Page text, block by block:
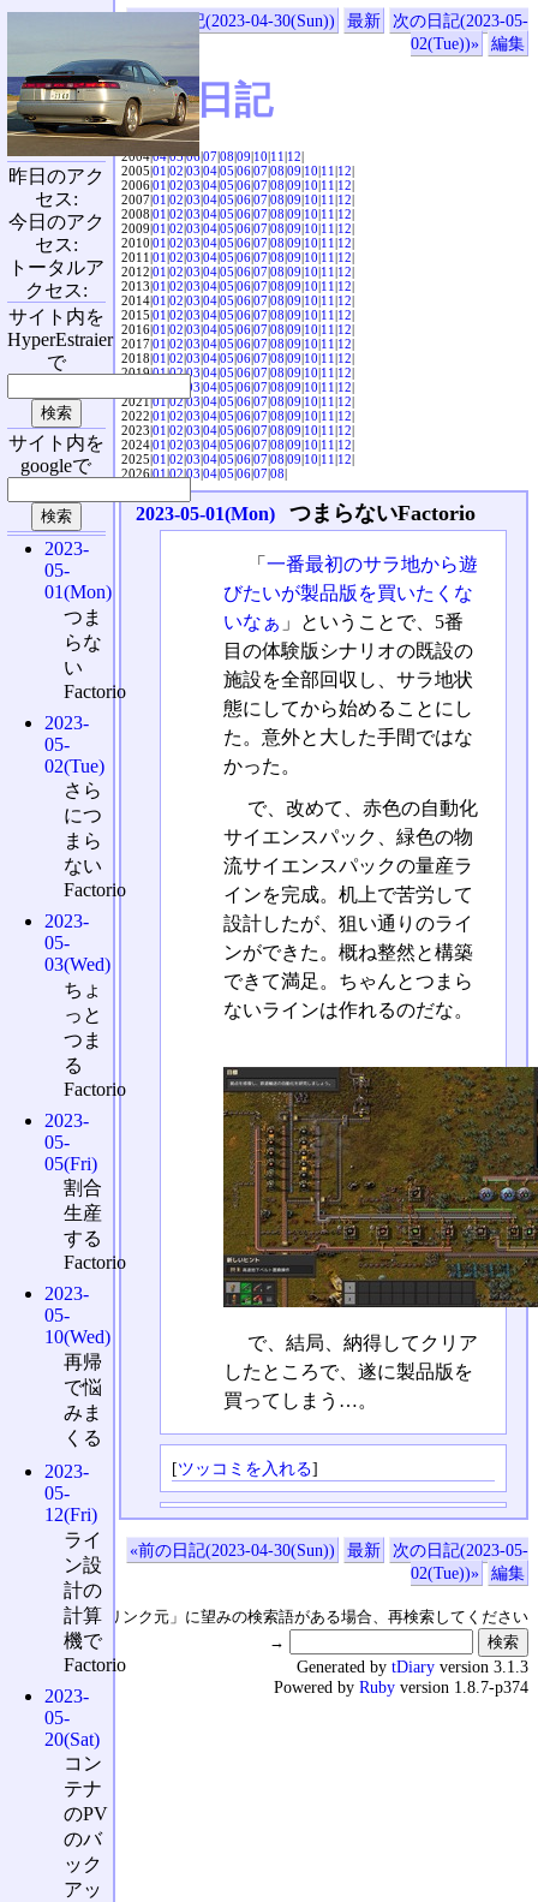
«前の日記(2023-04-30(Sun)) 最新
次の日記(2023-05-
02(Tue))»
編集
SVX日記
2004|04|05|06|07|08|09|10|11|12|
2005|01|02|03|04|05|06|07|08|09|10|11|12|
2006|01|02|03|04|05|06|07|08|09|10|11|12|
2007|01|02|03|04|05|06|07|08|09|10|11|12|
2008|01|02|03|04|05|06|07|08|09|10|11|12|
2009|01|02|03|04|05|06|07|08|09|10|11|12|
2010|01|02|03|04|05|06|07|08|09|10|11|12|
2011|01|02|03|04|05|06|07|08|09|10|11|12|
2012|01|02|03|04|05|06|07|08|09|10|11|12|
2013|01|02|03|04|05|06|07|08|09|10|11|12|
2014|01|02|03|04|05|06|07|08|09|10|11|12|
2015|01|02|03|04|05|06|07|08|09|10|11|12|
2016|01|02|03|04|05|06|07|08|09|10|11|12|
2017|01|02|03|04|05|06|07|08|09|10|11|12|
2018|01|02|03|04|05|06|07|08|09|10|11|12|
2019|01|02|03|04|05|06|07|08|09|10|11|12|
03|04|05|06|07|08|09|10|11|12|
2021|01|02|03|04|05|06|07|08|09|10|11|12|
2022|01|02|03|04|05|06|07|08|09|10|11|12|
2023|01|02|03|04|05|06|07|08|09|10|11|12|
2024|01|02|03|04|05|06|07|08|09|10|11|12|
2025|01|02|03|04|05|06|07|08|09|10|11|12|
2026|01|02|03|04|05|06|07|08|
2023-05-01(Mon) つまらないFactorio
「 一番最初のサラ地から遊
びたいが製品版を買いたくな
いなぁ 」ということで、5番
目の体験版シナリオの既設の
施設を全部回収し、サラ地状
態にしてから始めることにし
た。意外と大した手間ではな
かった。
で、改めて、赤色の自動化
サイエンスパック、緑色の物
流サイエンスパックの量産ラ
インを完成。机上で苦労して
設計したが、狙い通りのライ
ンができた。概ね整然と構築
できて満足。ちゃんとつまら
ないラインは作れるのだな。
で、結局、納得してクリア
したところで、遂に製品版を
買ってしまう…。
[ツッコミを入れる]
«前の日記(2023-04-30(Sun)) 最新
次の日記(2023-05-
02(Tue))»
編集
↑の「本日のリンク元」に望みの検索語がある場合、再検索してください
→
昨日のアク
セス:
今日のアク
セス:
トータルア
クセス:
サイト内を
HyperEstraier
で
サイト内を
googleで
2023-
05-
01(Mon)
つま
らな
い
Factorio
2023-
05-
02(Tue)
さら
につ
まら
ない
Factorio
2023-
05-
03(Wed)
ちょ
っと
つま
る
Factorio
2023-
05-
05(Fri)
割合
生産
する
Factorio
2023-
05-
10(Wed)
再帰
で悩
みま
くる
2023-
05-
12(Fri)
ライ
ン設
計の
計算
機で
Factorio
2023-
05-
20(Sat)
コン
テナ
のPV
のバ
ック
アッ
Generated by tDiary version 3.1.3
Powered by Ruby version 1.8.7-p374